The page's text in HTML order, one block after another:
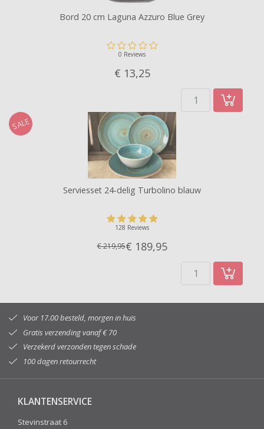
Bord 20 cm Laguna Azzuro Blue Grey
0 Reviews
€ 13,25
SALE
Serviesset 24-delig Turbolino blauw
128 Reviews
€ 219,95€ 189,95
Voor 17.00 besteld, morgen in huis
Gratis verzending vanaf € 70
Verzekerd verzonden tegen schade
100 dagen retourrecht
KLANTENSERVICE
Stevinstraat 6